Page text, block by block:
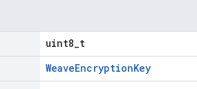
uint8_t
WeaveEncryptionKey